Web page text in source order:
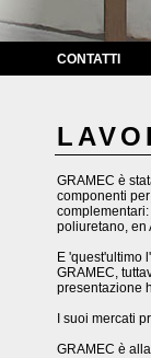
CONTATTI
GRAMEC è
componenti
poliuretano, en
E 'quest'ultimo
GRAMEC,
presentazione
I suoi mercati
GRAMEC è